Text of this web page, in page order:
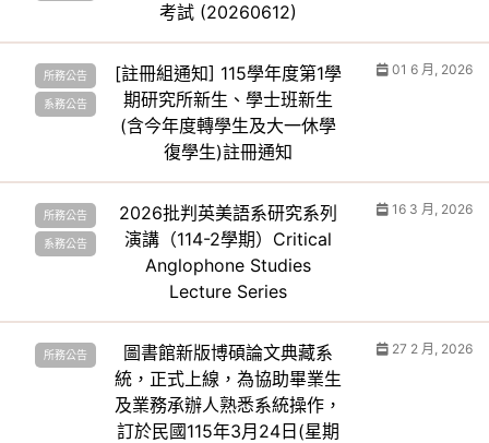
考試 (20260612)
所務公告
系務公告
[註冊組通知] 115學年度第1學
期研究所新生、學士班新生
(含今年度轉學生及大一休學
復學生)註冊通知
01 6 月, 2026
所務公告
系務公告
2026批判英美語系研究系列
演講（114-2學期）Critical
Anglophone Studies
Lecture Series
16 3 月, 2026
所務公告
圖書館新版博碩論文典藏系
統，正式上線，為協助畢業生
及業務承辦人熟悉系統操作，
訂於民國115年3月24日(星期
27 2 月, 2026